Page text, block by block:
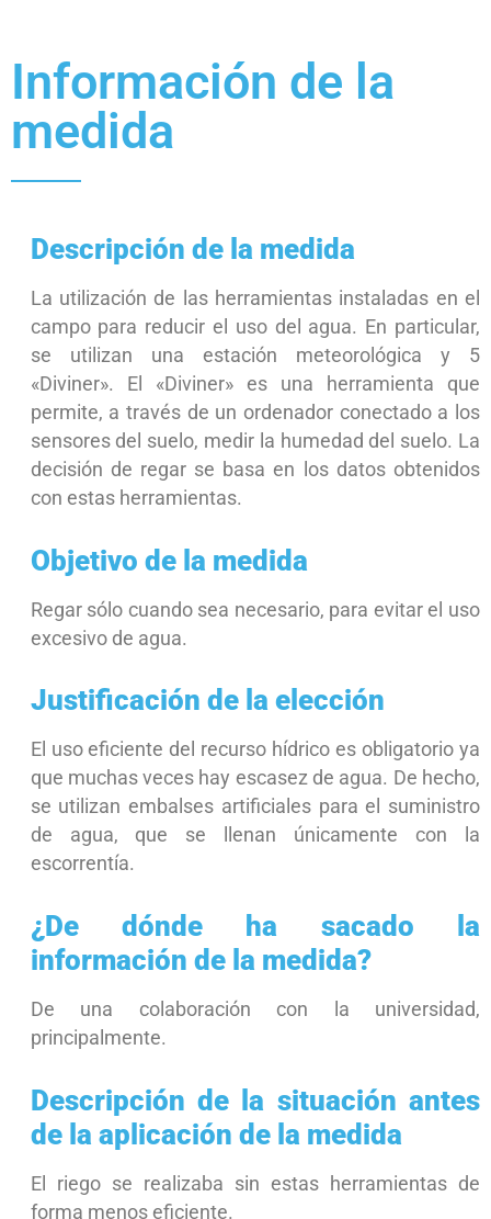
Información de la
medida
Descripción de la medida
La utilización de las herramientas instaladas en el
campo para reducir el uso del agua. En particular,
se utilizan una estación meteorológica y 5
«Diviner». El «Diviner» es una herramienta que
permite, a través de un ordenador conectado a los
sensores del suelo, medir la humedad del suelo. La
decisión de regar se basa en los datos obtenidos
con estas herramientas.
Objetivo de la medida
Regar sólo cuando sea necesario, para evitar el uso
excesivo de agua.
Justificación de la elección
El uso eficiente del recurso hídrico es obligatorio ya
que muchas veces hay escasez de agua. De hecho,
se utilizan embalses artificiales para el suministro
de agua, que se llenan únicamente con la
escorrentía.
¿De dónde ha sacado la
información de la medida?
De una colaboración con la universidad,
principalmente.
Descripción de la situación antes
de la aplicación de la medida
El riego se realizaba sin estas herramientas de
forma menos eficiente.